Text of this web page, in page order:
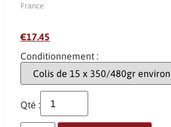
France
€17.45
Conditionnement :
Qté :